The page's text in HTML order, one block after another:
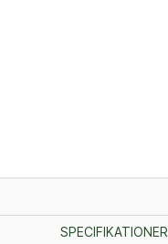
SPECIFIKATIONER